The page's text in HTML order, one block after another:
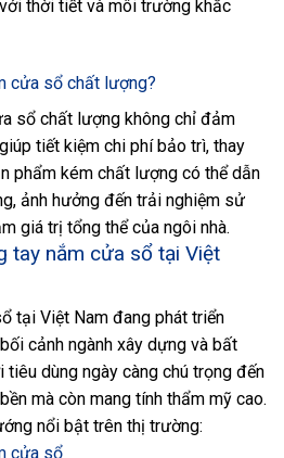
thời tiết và môi trường khắc
cửa sổ chất lượng?
sổ chất lượng không chỉ đảm
tiết kiệm chi phí bảo trì, thay
phẩm kém chất lượng có thể dẫn
ảnh hưởng đến trải nghiệm sử
giá trị tổng thể của ngôi nhà.
tay nắm cửa sổ tại Việt
tại Việt Nam đang phát triển
cảnh ngành xây dựng và bất
dùng ngày càng chú trọng đến
mà còn mang tính thẩm mỹ cao.
nổi bật trên thị trường:
cửa sổ